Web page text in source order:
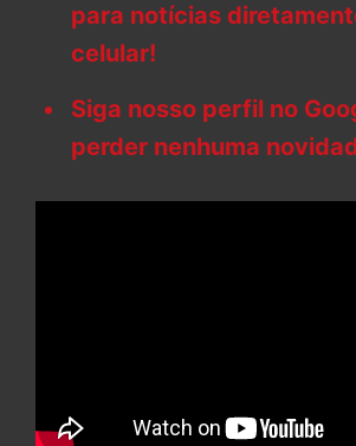
para notícias
celular!
Siga nosso perfil no
perder nenhuma